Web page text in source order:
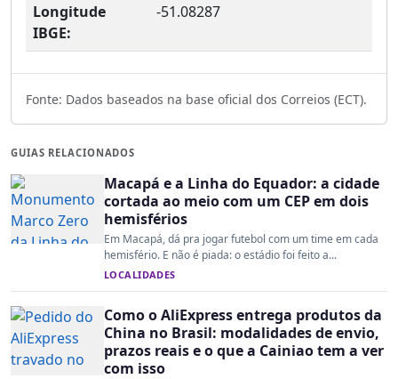
Longitude
IBGE:
-51.08287
Fonte: Dados baseados na base oficial dos Correios (ECT).
GUIAS RELACIONADOS
Macapá e a Linha do Equador: a cidade
cortada ao meio com um CEP em dois
hemisférios
Em Macapá, dá pra jogar futebol com um time em cada
hemisfério. E não é piada: o estádio foi feito a...
LOCALIDADES
Como o AliExpress entrega produtos da
China no Brasil: modalidades de envio,
prazos reais e o que a Cainiao tem a ver
com isso